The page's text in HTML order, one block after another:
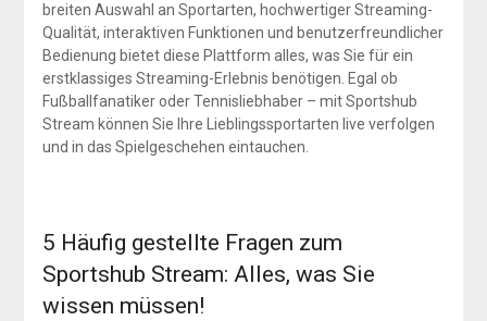
breiten Auswahl an Sportarten, hochwertiger Streaming-
Qualität, interaktiven Funktionen und benutzerfreundlicher
Bedienung bietet diese Plattform alles, was Sie für ein
erstklassiges Streaming-Erlebnis benötigen. Egal ob
Fußballfanatiker oder Tennisliebhaber – mit Sportshub
Stream können Sie Ihre Lieblingssportarten live verfolgen
und in das Spielgeschehen eintauchen.
5 Häufig gestellte Fragen zum
Sportshub Stream: Alles, was Sie
wissen müssen!